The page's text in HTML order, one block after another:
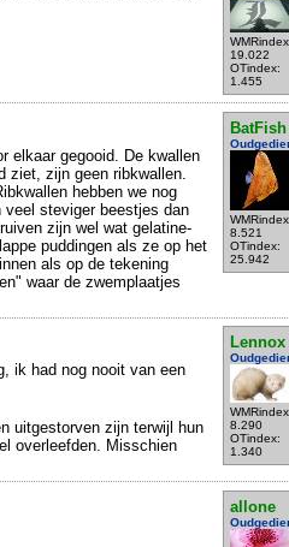
19.022
OTindex:
1.455
BatFish
8.521
OTindex:
25.942
elkaar gegooid. De kwallen
ziet, zijn geen ribkwallen.
hebben we nog
veel steviger beestjes dan
zijn wel wat gelatine-
puddingen als ze op het
als op de tekening
waar de zwemplaatjes
Lennox
8.290
OTindex:
1.340
ik had nog nooit van een
uitgestorven zijn terwijl hun
overleefden. Misschien
allone